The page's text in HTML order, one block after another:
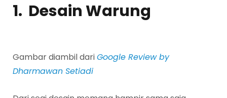
1. Desain Warung
Gambar diambil dariGoogle Review by
Dharmawan Setiadi